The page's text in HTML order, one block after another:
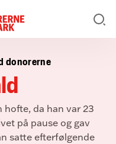
donorerne
hofte, da han var 23
på pause og gav
satte efterfølgende